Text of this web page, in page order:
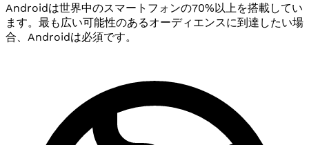
Androidは世界中のスマートフォンの70%以上を搭載してい
ます。最も広い可能性のあるオーディエンスに到達したい場
合、Androidは必須です。